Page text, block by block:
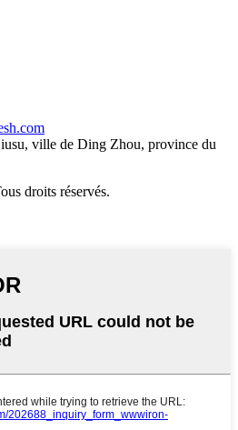
ville de Ding Zhou, province du
droits réservés.